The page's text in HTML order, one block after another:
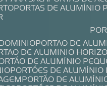
PORTAS DE ALUMÍNIO
PORTAO DE
DE ALUMINIO
DE ALUMÍNIO
PORTÕES DE
PORTÃO DE